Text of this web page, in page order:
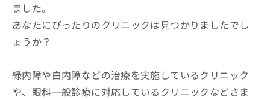
ました。
あなたにぴったりのクリニックは見つかりましたでし
ょうか？
緑内障や白内障などの治療を実施しているクリニック
や、眼科一般診療に対応しているクリニックなどさま